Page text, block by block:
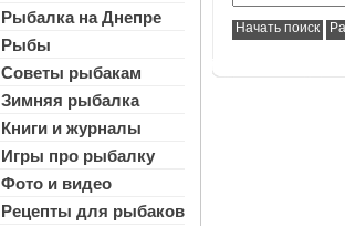
Рыбалка на Днепре
Рыбы
Советы рыбакам
Зимняя рыбалка
Книги и журналы
Игры про рыбалку
Фото и видео
Рецепты для рыбаков